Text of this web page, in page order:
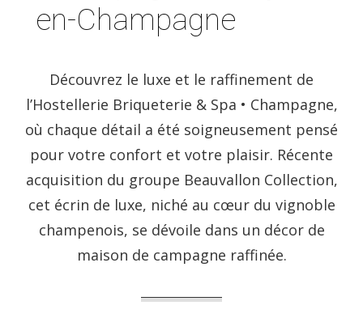
en-Champagne
Découvrez le luxe et le raffinement de
l’Hostellerie Briqueterie & Spa • Champagne,
où chaque détail a été soigneusement pensé
pour votre confort et votre plaisir. Récente
acquisition du groupe Beauvallon Collection,
cet écrin de luxe, niché au cœur du vignoble
champenois, se dévoile dans un décor de
maison de campagne raffinée.